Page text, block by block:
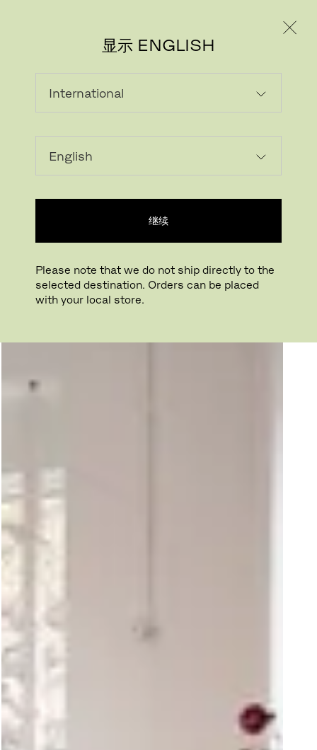
显示 ENGLISH
继续
Please note that we do not ship directly to the
selected destination. Orders can be placed
with your local store.